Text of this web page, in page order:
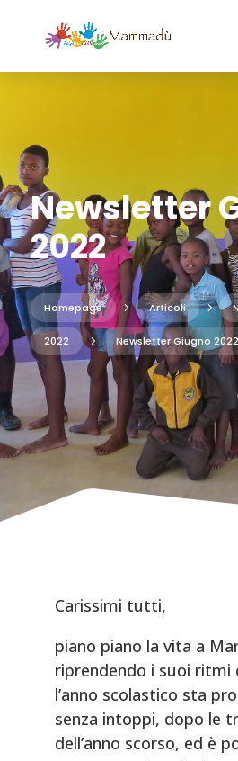
Newsletter
2022
Homepage 5 Articoli 5
2022 5 Newsletter Giugno 2022
Carissimi tutti,
piano piano la vita a
riprendendo i suoi ritmi
l’anno scolastico sta
senza intoppi, dopo le
dell’anno scorso, ed è